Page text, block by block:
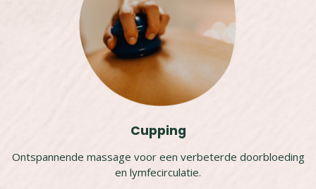
Cupping
Ontspannende massage voor een verbeterde doorbloeding
en lymfecirculatie.